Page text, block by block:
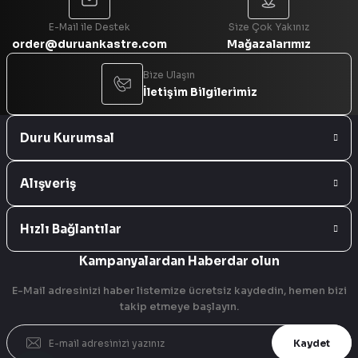
E-Mail ile Destek
order@duruankastre.com
Size Çok Yakınız
Mağazalarımız
Bize Ulaşın
İletişim Bilgilerimiz
Duru Kurumsal
Alışveriş
Hızlı Bağlantılar
Kampanyalardan Haberdar olun
E-Mail adresinizi haber listemize ücretsiz kaydedin, hemen bizi
takip etmeye başlayın.
Kaydet